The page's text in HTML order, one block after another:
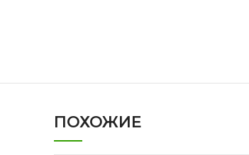
ПОХОЖИЕ